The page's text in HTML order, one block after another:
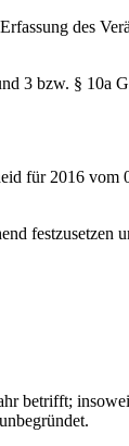
des
3 bzw. § 10a
für 2016 vom
betrifft;